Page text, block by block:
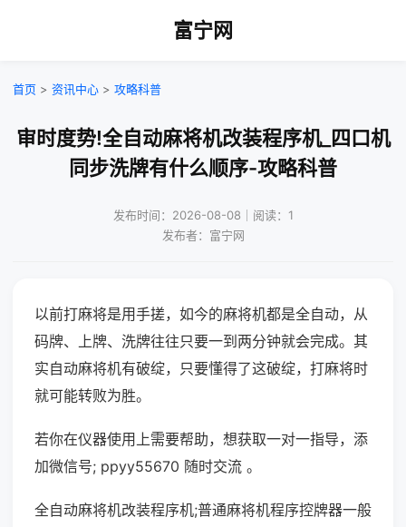
富宁网
首页 > 资讯中心 > 攻略科普
审时度势!全自动麻将机改装程序机_四口机
同步洗牌有什么顺序-攻略科普
发布时间：2026-08-08｜阅读：1
发布者：富宁网
以前打麻将是用手搓，如今的麻将机都是全自动，从
码牌、上牌、洗牌往往只要一到两分钟就会完成。其
实自动麻将机有破绽，只要懂得了这破绽，打麻将时
就可能转败为胜。
若你在仪器使用上需要帮助，想获取一对一指导，添
加微信号; ppyy55670 随时交流 。
全自动麻将机改装程序机;普通麻将机程序控牌器一般